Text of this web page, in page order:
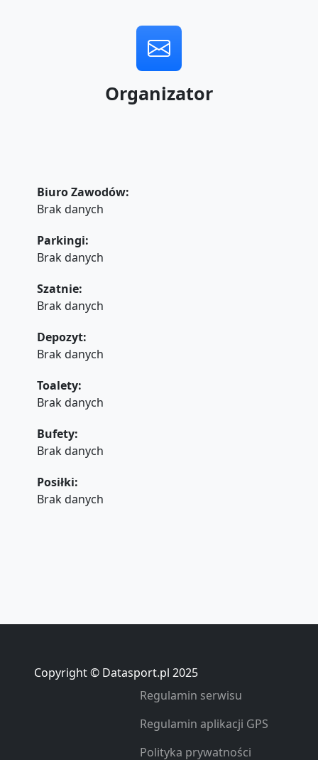
Organizator
Biuro Zawodów:
Brak danych
Parkingi:
Brak danych
Szatnie:
Brak danych
Depozyt:
Brak danych
Toalety:
Brak danych
Bufety:
Brak danych
Posiłki:
Brak danych
Copyright © Datasport.pl 2025
Regulamin serwisu
Regulamin aplikacji GPS
Polityka prywatności